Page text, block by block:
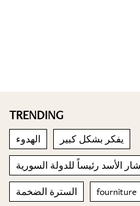
TRENDING
الهدوء يفكر بشكل كبير
السترة الضخمة fourniture